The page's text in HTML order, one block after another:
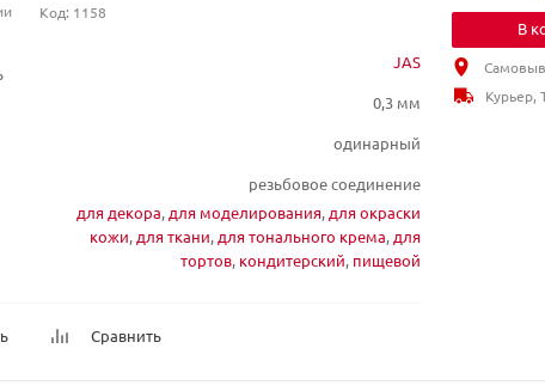
Код: 1158
JAS
0,3 мм
одинарный
резьбовое соединение
для декора, для моделирования, для окраски
кожи, для ткани, для тонального крема, для
тортов, кондитерский, пищевой
Сравнить
В
Курьер,